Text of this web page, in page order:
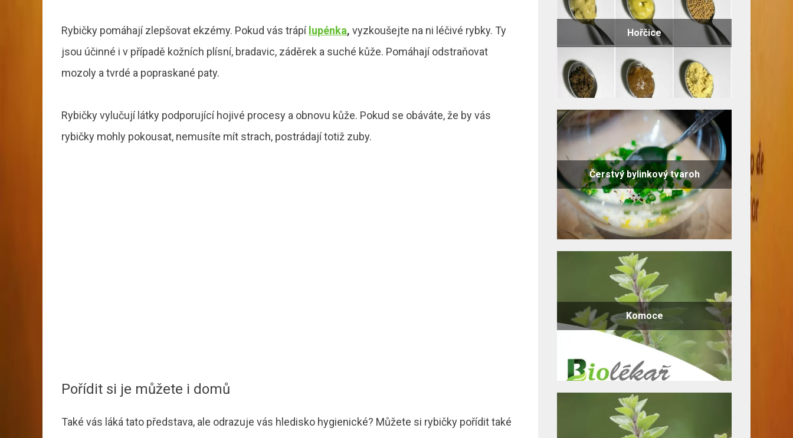
Rybičky pomáhají zlepšovat ekzémy. Pokud vás trápílupénka, vyzkoušejte na ni léčivé rybky. Ty
jsou účinné i v případě kožních plísní, bradavic, záděrek a suché kůže. Pomáhají odstraňovat
mozoly a tvrdé a popraskané paty.
Rybičky vylučují látky podporující hojivé procesy a obnovu kůže. Pokud se obáváte, že by vás
rybičky mohly pokousat, nemusíte mít strach, postrádají totiž zuby.
Pořídit si je můžete i domů
Také vás láká tato představa, ale odrazuje vás hledisko hygienické? Můžete si rybičky pořídit také
Hořčice
Čerstvý bylinkový tvaroh
Komoce